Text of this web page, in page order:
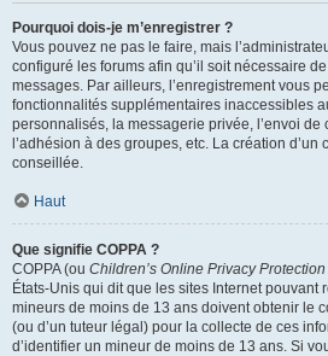
Pourquoi dois-je m’enregistrer ?
Vous pouvez ne pas le faire, mais
configuré les forums afin qu’il soit nécessaire
messages. Par ailleurs, l’enregistrement vous
fonctionnalités supplémentaires inaccessibles
personnalisés, la messagerie privée, l’envoi
l’adhésion à des groupes, etc. La création
conseillée.
Haut
Que signifie COPPA ?
COPPA (ou Children’s Online Privacy Protection
États-Unis qui dit que les sites Internet pouvant
mineurs de moins de 13 ans doivent obtenir le
(ou d’un tuteur légal) pour la collecte de ces
d’identifier un mineur de moins de 13 ans. Si